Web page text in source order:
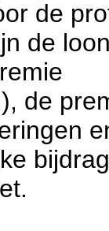
de
de
de